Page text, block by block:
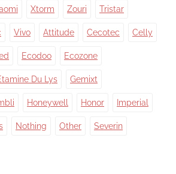
Xtorm Zouri Tristar
Vivo Attitude Cecotec Celly
Ecodoo Ecozone
Du Lys Gemixt
Honeywell Honor Imperial
Nothing Other Severin